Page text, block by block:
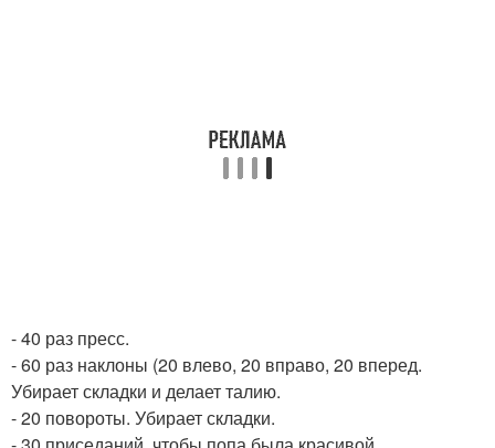
- 40 раз пресс.
- 60 раз наклоны (20 влево, 20 вправо, 20 вперед.
Убирает складки и делает талию.
- 20 повороты. Убирает складки.